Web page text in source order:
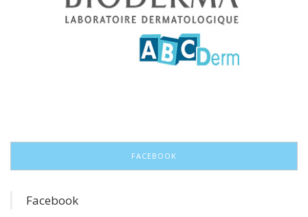
FACEBOOK
Facebook